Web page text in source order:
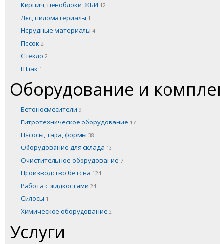
Кирпич, пеноблоки, ЖБИ 12
Лес, пиломатериалы 1
Нерудные материалы 4
Песок 2
Стекло 2
Шлак 1
Оборудование и
Бетоносмесители 9
Гитротехническое оборудование 17
Насосы, тара, формы 38
Оборудование для склада 13
Очистительное оборудование 7
Производство бетона 124
Работа с жидкостями 24
Силосы 1
Химическое оборудование 2
Услуги